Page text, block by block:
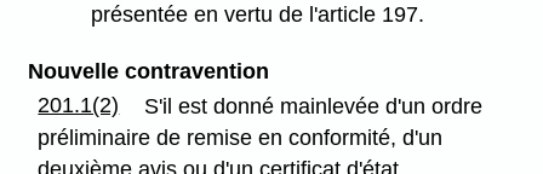
présentée en vertu de l'article 197.
Nouvelle contravention
201.1(2)
S'il est donné mainlevée d'un ordre
préliminaire de remise en conformité, d'un
deuxième avis ou d'un certificat d'état